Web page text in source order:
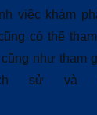
việc khám
có thể
như tham
sử và